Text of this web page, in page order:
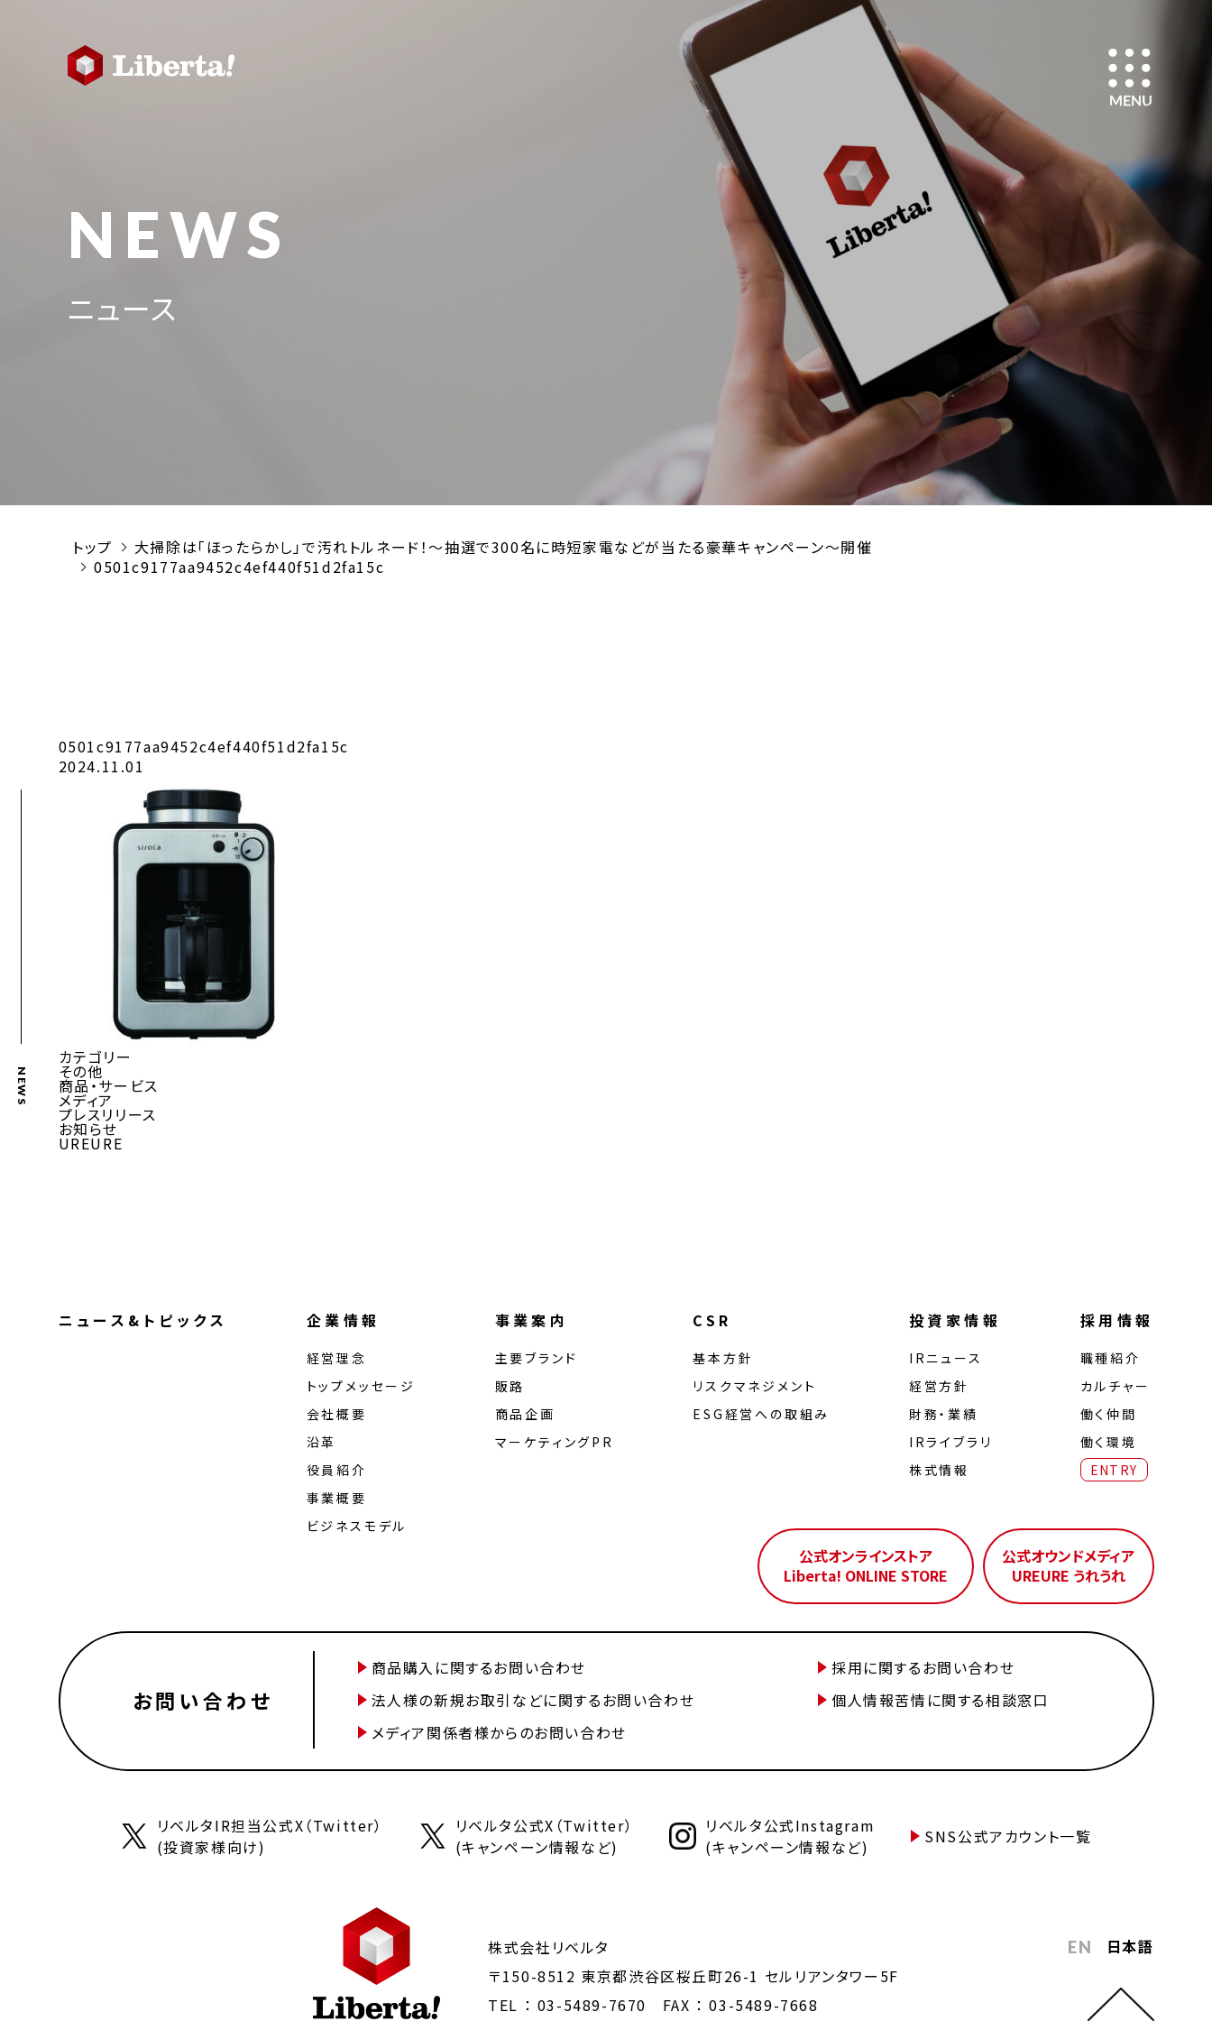
NEWS
ニュース
トップ
大掃除は「ほったらかし」で汚れトルネード！～抽選で300名に時短家電などが当たる豪華キャンペーン～開催
0501c9177aa9452c4ef440f51d2fa15c
NEWS
0501c9177aa9452c4ef440f51d2fa15c
2024.11.01
カテゴリー
その他
商品・サービス
メディア
プレスリリース
お知らせ
UREURE
ニュース&トピックス 企業情報
経営理念
トップメッセージ
会社概要
沿革
役員紹介
事業概要
ビジネスモデル
事業案内
主要ブランド
販路
商品企画
マーケティングPR
CSR
基本方針
リスクマネジメント
ESG経営への取組み
投資家情報
IRニュース
経営⽅針
財務・業績
IRライブラリ
株式情報
採用情報
職種紹介
カルチャー
働く仲間
働く環境
ENTRY
公式オンラインストア
Liberta! ONLINE STORE
公式オウンドメディア
UREURE うれうれ
お問い合わせ
商品購入に関するお問い合わせ
採用に関するお問い合わせ
法人様の新規お取引などに関するお問い合わせ
個人情報苦情に関する相談窓口
メディア関係者様からのお問い合わせ
リベルタIR担当公式X（Twitter）
(投資家様向け)
リベルタ公式X（Twitter）
(キャンペーン情報など)
リベルタ公式Instagram
(キャンペーン情報など)
SNS公式アカウント一覧
EN 日本語
株式会社リベルタ
〒150-8512 東京都渋谷区桜丘町26-1 セルリアンタワー5F
TEL ： 03-5489-7670 FAX ： 03-5489-7668